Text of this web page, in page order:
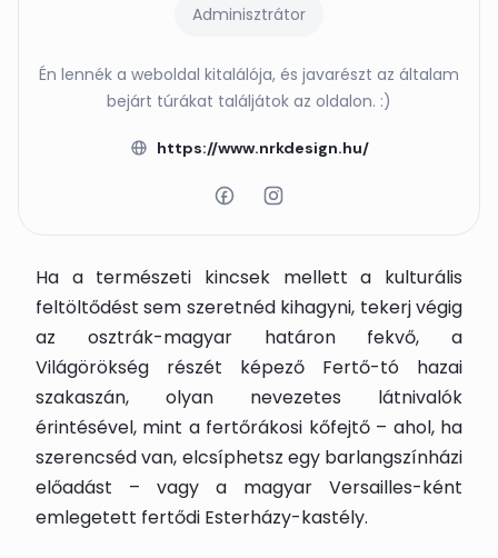
Adminisztrátor
Én lennék a weboldal kitalálója, és javarészt az általam
bejárt túrákat találjátok az oldalon. :)
https://www.nrkdesign.hu/
Ha a természeti kincsek mellett a kulturális
feltöltődést sem szeretnéd kihagyni, tekerj végig
az osztrák-magyar határon fekvő, a
Világörökség részét képező Fertő-tó hazai
szakaszán, olyan nevezetes látnivalók
érintésével, mint a fertőrákosi kőfejtő – ahol, ha
szerencséd van, elcsíphetsz egy barlangszínházi
előadást – vagy a magyar Versailles-ként
emlegetett fertődi Esterházy-kastély.